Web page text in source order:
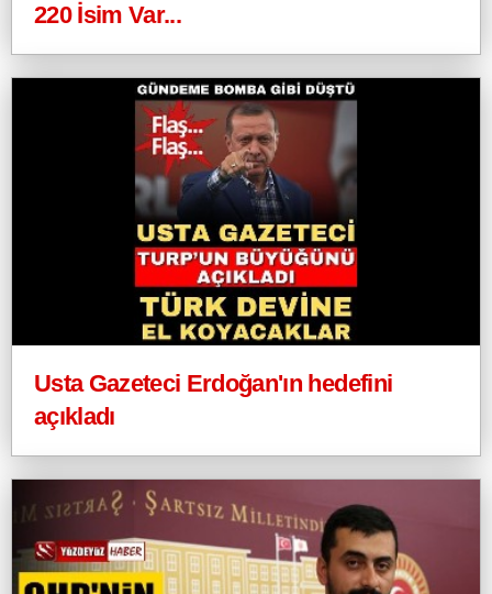
220 İsim Var...
Usta Gazeteci Erdoğan'ın hedefini
açıkladı